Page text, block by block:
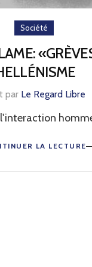
Société
par Le Regard Libre
LA LECTURE